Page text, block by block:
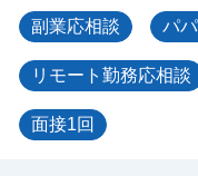
副業応相談 パ
リモート勤務応相談
面接1回